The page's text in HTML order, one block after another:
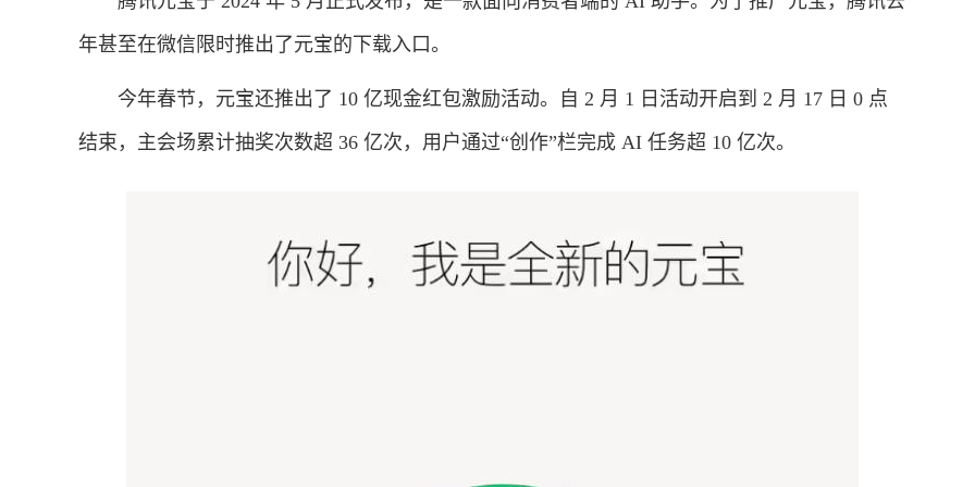
年甚至在微信限时推出了元宝的下载入口。
今年春节，元宝还推出了 10 亿现金红包激励活动。自 2 月 1 日活动开启到 2 月 17 日 0 点
结束，主会场累计抽奖次数超 36 亿次，用户通过“创作”栏完成 AI 任务超 10 亿次。